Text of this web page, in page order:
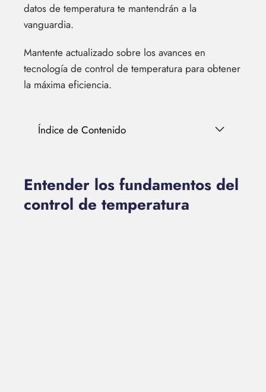
datos de temperatura te mantendrán a la
vanguardia.
Mantente actualizado sobre los avances en
tecnología de control de temperatura para obtener
la máxima eficiencia.
Índice de Contenido
Entender los fundamentos del
control de temperatura